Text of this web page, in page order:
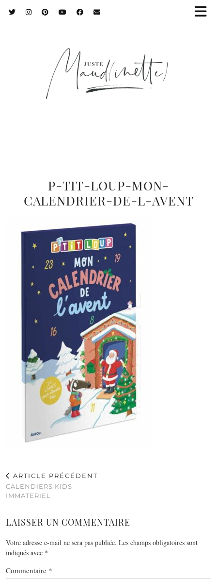
P-TIT-LOUP-MON-
CALENDRIER-DE-L-AVENT
ARTICLE PRÉCÉDENT
CALENDIERS KIDS
IMMATERIEL
LAISSER UN COMMENTAIRE
Votre adresse e-mail ne sera pas publiée. Les champs obligatoires sont
indiqués avec *
Commentaire *